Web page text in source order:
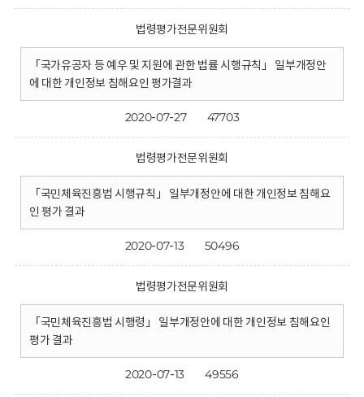
법령평가전문위원회
「국가유공자 등 예우 및 지원에 관한 법률 시행규칙」 일부개정안
에 대한 개인정보 침해요인 평가결과
2020-07-27 47703
법령평가전문위원회
「국민체육진흥법 시행규칙」 일부개정안에 대한 개인정보 침해요
인 평가 결과
2020-07-13 50496
법령평가전문위원회
「국민체육진흥법 시행령」 일부개정안에 대한 개인정보 침해요인
평가 결과
2020-07-13 49556